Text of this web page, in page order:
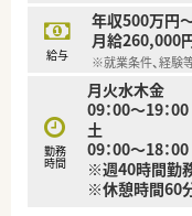
■研修制度充実
企業独自の「
クリアすること
またカフェテリ
く、「自らが学び
す。
調剤業務の基礎
数ご用意しており
■子育て支援企業
給与
年収500万円
月給260,000
※就業条件、経験
勤務
時間
月火水木金
09：00～19：00
土
09：00～18：00
※週40時間勤
※休憩時間60